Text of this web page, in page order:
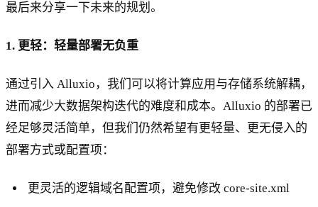
最后来分享一下未来的规划。
1. 更轻：轻量部署无负重
通过引入 Alluxio，我们可以将计算应用与存储系统解耦，
进而减少大数据架构迭代的难度和成本。Alluxio 的部署已
经足够灵活简单，但我们仍然希望有更轻量、更无侵入的
部署方式或配置项：
更灵活的逻辑域名配置项，避免修改 core-site.xml